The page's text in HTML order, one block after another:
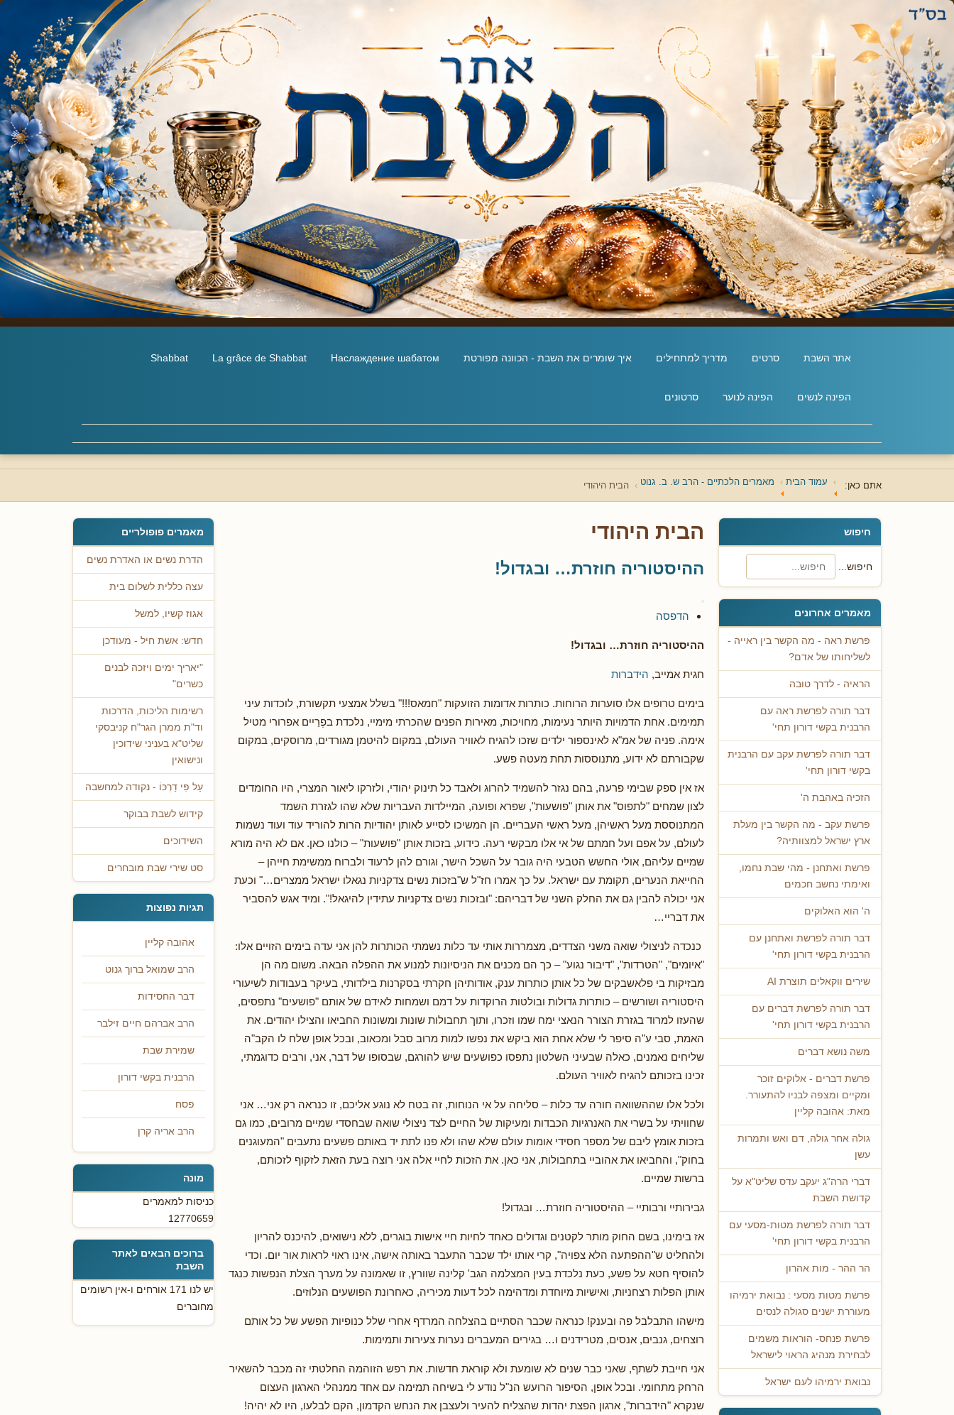
אתר השבת סרטים מדריך למתחילים איך שומרים את השבת - הכוונה מפורטת Наслаждение шабатом
La grâce de Shabbat
Shabbat
הפינה לנשים הפינה לנוער סרטונים
אתם כאן: עמוד הבית מאמרים הלכתיים - הרב ש. ב. גנוט הבית היהודי
חיפוש
חיפוש...
מאמרים אחרונים
פרשת ראה - מה הקשר בין ראייה -
לשליחותו של אדם?
הראיה - לדרך טובה
דבר תורה לפרשת ראה עם
הרבנית בקשי דורון תחי'
דבר תורה לפרשת עקב עם הרבנית
בקשי דורון תחי'
הזכיה באהבת ה'
פרשת עקב - מה הקשר בין מעלת
ארץ ישראל למצוותיה?
פרשת ואתחנן - מהי שבת נחמו,
ואימתי נחשב חכמים
ה' הוא האלוקים
דבר תורה לפרשת ואתחנן עם
הרבנית בקשי דורון תחי'
שירים ווקאלים תוצרת AI
דבר תורה לפרשת דברים עם
הרבנית בקשי דורון תחי'
משה נושא דברים
פרשת דברים - אלוקים זוכר
ומקיים ומצפה לבניו להתעורר.
מאת: אהובה קליין
גולה אחר גולה, דם ואש ותמרות
עשן
דברי הרה"ג יעקב עדס שליט"א על
קדושת השבת
דבר תורה לפרשת מטות-מסעי עם
הרבנית בקשי דורון תחי'
הר ההר - מות אהרון
פרשת מטות מסעי : נבואת ירמיהו
מעוררת ישנים סגולה לנסים
פרשת פנחס- הוראות משמים
לבחירת מנהיג הראוי לישראל
נבואת ירמיהו לעם ישראל
הבית היהודי
ההיסטוריה חוזרת… ובגדול!
הדפסה
ההיסטוריה חוזרת… ובגדול!
חגית אמייב, הידברות
בימים טרופים אלו סוערות הרוחות. כותרות אדומות הזועקות "חמאס!!!" בשלל אמצעי תקשורת, לוכדות עיני
תמימים. אחת הדמויות היותר נעימות, מחויכות, מאירות הפנים שהכרתי מימיי, נלכדת בפְרֵיים אפרורי מטיל
אימה. פניה של אמ"א לאינספור ילדים שזכו להגיח לאוויר העולם, במקום להיטמן מגורדים, מרוסקים, במקום
שקבורתם לא ידוע, מתנוססות תחת מעטה פשע.
אז אין ספק שבימי פרעה, בהם נגזר להשמיד להרוג ולאבד כל תינוק יהודי, ולזרקו ליאור המצרי, היו החומדים
לצון שמחים "לתפוס" את אותן "פושעות", שפרא ופועה, המיילדות העבריות שלא שהו לגזרת השמד
המתנוססת מעל ראשיהן, מעל ראשי העבריים. הן המשיכו לסייע לאותן יהודיות הרות להוריד עוד ועוד נשמות
לעולם, על אפם ועל חמתם של אי אלו מבקשי רעה. כידוע, בזכות אותן "פושעות" – כולנו כאן. אם לא היה מורא
שמיים עליהם, אולי החשש הטבעי היה גובר על השכל הישר, וגורם להן לרעוד ולברוח ממשימת חייהן –
החייאת הנערים, תקומת עם ישראל. על כך אמרו חז"ל ש"בזכות נשים צדקניות נגאלו ישראל ממצרים…" וכעת
אני יכולה להבין גם את החלק השני של דבריהם: "ובזכות נשים צדקניות עתידין להיגאל!". ומיד אגש להסביר
את דבריי…
כנכדה לניצולי שואה משני הצדדים, מצמררות אותי עד כלות נשמתי הכותרות להן אני עדה בימים הזויים אלו:
"איומים", "הטרדות", "דיבור נגוע" – כך הם מכנים את הניסיונות למנוע את ההפלה הבאה. משום מה הן
מבזיקות בי פלאשבקים של כל אותן כותרות ענק, אודותיהן חקרתי בסקרנות בילדותי, בעיקר בעבודות לשיעורי
היסטוריה ושורשים – כותרות גדולות ובולטות הרוקדות על דמם ושמחות לאידם של אותם "פושעים" נתפסים,
שהעזו למרוד בגזרת הצורר הנאצי ימח שמו וזכרו, ותוך תחבולות שונות ומשונות החביאו והצילו יהודים. את
האמת, סבי ע"ה סיפר לי שלא אחת הוא ביקש את נפשו למות מרוב סבל ומכאוב, ובכל אופן שלח לו הקב"ה
שליחים נאמנים, כאלה שבעיני השלטון נתפסו כפושעים שיש להורגם, שבסופו של דבר, אני, ורבים כדוגמתי,
זכינו בזכותם להגיח לאוויר העולם.
ולכל אלו שההשוואה חורה עד כלות – סליחה על אי הנוחות, זה בטח לא נוגע אליכם, זו כנראה רק אני… אני
שחוויתי על בשרי את האנרגיות הכבדות ומעיקות של החיים לצד ניצולי שואה שבחסדי שמיים מרובים, כמו גם
בזכות אומץ ליבם של מספר חסידי אומות עולם שלא שהו ולא פנו לתת יד באותם פשעים נתעבים "המעוגנים
בחוק", והחביאו את אהוביי בתחבולות, אני כאן. את הזכות לחיי אלה אני רוצה בעת הזאת לזקוף לזכותם,
ברשות שמיים.
גבירותיי ורבותיי – ההיסטוריה חוזרת… ובגדול!
אז בימינו, בשם החוק מותר לקטנים וגדולים כאחד לחיות חיי אישות בוגרים, ללא נישואים, להיכנס להריון
ולהחליט ש"ההפתעה הלא צפויה", קרי אותו ילד שכבר התעבר באותה אישה, אינו ראוי לראות אור יום. וכדי
להוסיף חטא על פשע, כעת נלכדת בעין המצלמה הגב' קלינה שוורץ, זו שאמונה על מערך הצלת הנפשות כנגד
אותן הפלות רצחניות, ואישיות מיוחדת ומדהימה לכל דעות מכיריה, כאחרונת הפושעים הנלוזים.
מישהו התבלבל פה ובענק! כנראה שכבר הסתיים בהצלחה המרדף אחרי שלל כנופיות הפשע של כל אותם
רוצחים, גנבים, אנסים, מטרידנים ו… בגירים המעברים נערות צעירות ותמימות.
אני חייבת לשתף, שאני כבר שנים לא שומעת ולא קוראת חדשות. את רפש הזוהמה החלטתי זה מכבר להשאיר
הרחק מתחומי. ובכל אופן, הסיפור הרועש הנ"ל נודע לי בשיחה תמימה עם אחד ממנהלי הארגון העצום
שנקרא "הידברות", ארגון הפצת יהדות שהצליח להעיר ולעצבן את הנחש הקדמון, הקם לבלעו, היו לא יהיה!
מאמרים פופולריים
הדרת נשים או האדרת נשים
עצה כללית לשלום בית
אגוז קשיו, למשל
חדש: אשת חיל - מעודכן
"יאריך ימים ויזכה לבנים
כשרים"
רשימות הליכות, הדרכות
וד"ת ממרן הגר"ח קניבסקי
שליט"א בעניני שידוכין
ונישואין
עַל פִּי דַרְכּוֹ - נקודה למחשבה
קידוש לשבת בבוקר
השידוכים
סט שירי שבת מובחרים
תגיות נפוצות
אהובה קליין
הרב שמואל ברוך גנוט
דבר החסידות
הרב אברהם חיים זילבר
שמירת שבת
הרבנית בקשי דורון
פסח
הרב אריה קרן
מונה
כניסות למאמרים
12770659
ברוכים הבאים לאתר
השבת
יש לנו 171 אורחים ו-אין רשומים
מחוברים